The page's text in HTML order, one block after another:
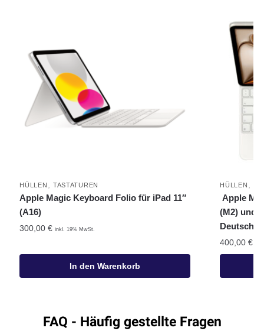
HÜLLEN TASTATUREN
Apple Magic Keyboard Folio für iPad 11″
(A16)
300,00€ inkl. 19% MwSt.
In den Warenkorb
HÜLLEN
Apple
(M2) und
Deutsch –
400,00€
FAQ - Häufig gestellte Fragen